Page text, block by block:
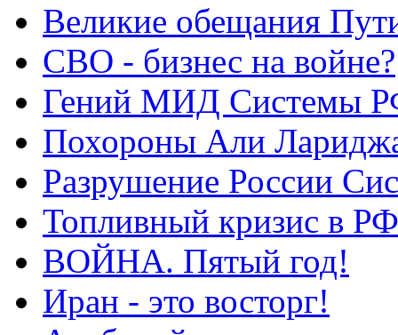
Великие обещания
СВО - бизнес на войне?
Гений МИД Системы
Похороны Али
Разрушение России
Топливный кризис в РФ
ВОЙНА. Пятый год!
Иран - это восторг!